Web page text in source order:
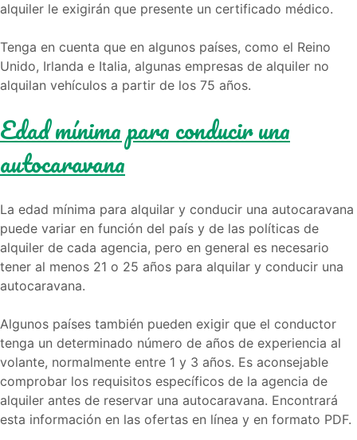
alquiler le exigirán que presente un certificado médico.
Tenga en cuenta que en algunos países, como el Reino
Unido, Irlanda e Italia, algunas empresas de alquiler no
alquilan vehículos a partir de los 75 años.
Edad mínima para conducir una
autocaravana
La edad mínima para alquilar y conducir una autocaravana
puede variar en función del país y de las políticas de
alquiler de cada agencia, pero en general es necesario
tener al menos 21 o 25 años para alquilar y conducir una
autocaravana.
Algunos países también pueden exigir que el conductor
tenga un determinado número de años de experiencia al
volante, normalmente entre 1 y 3 años. Es aconsejable
comprobar los requisitos específicos de la agencia de
alquiler antes de reservar una autocaravana. Encontrará
esta información en las ofertas en línea y en formato PDF.